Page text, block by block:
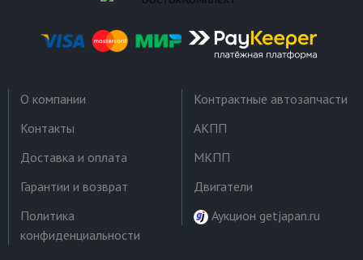
О компании
Контакты
Доставка и оплата
Гарантии и возврат
Политика
конфиденциальности
Контрактные автозапчасти
АКПП
МКПП
Двигатели
Аукцион getjapan.ru